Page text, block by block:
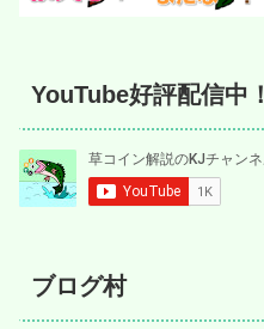
YouTube好評配信中！
ブログ村